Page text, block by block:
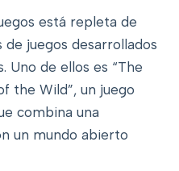
está repleta de
juegos desarrollados
Uno de ellos es “The
the Wild”, un juego
combina una
un mundo abierto